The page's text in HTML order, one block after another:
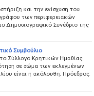
και την ενίσχυση του
των περιφερειακών
Δημοσιογραφικό Συνέδριο της
Συμβούλιο
Σύλλογο Κρητικών Ημαθίας
σε σώμα των εκλεγμένων
είναι η ακόλουθη: Πρόεδρος: